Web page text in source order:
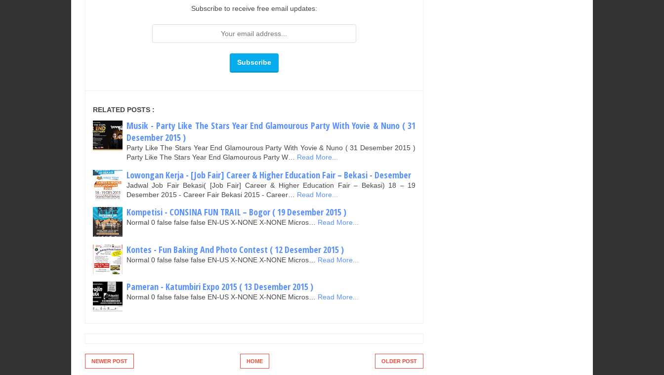
Subscribe to receive free email updates:
RELATED POSTS :
Musik - Party Like The Stars Year End Glamourous Party With Yovie & Nuno ( 31
Desember 2015 )
Party Like The Stars Year End Glamourous Party With Yovie & Nuno ( 31 Desember 2015 )
Party Like The Stars Year End Glamourous Party W… Read More...
Lowongan Kerja - [Job Fair] Career & Higher Education Fair – Bekasi - Desember
Jadwal Job Fair Bekasi( [Job Fair] Career & Higher Education Fair – Bekasi) 18 – 19
Desember 2015 - Career Fair Bekasi 2015 - Career…
Read More...
Kompetisi - CONSINA FUN TRAIL – Bogor ( 19 Desember 2015 )
Normal 0 false false false EN-US X-NONE X-NONE Micros… Read More...
Kontes - Fun Baking And Photo Contest ( 12 Desember 2015 )
Normal 0 false false false EN-US X-NONE X-NONE Micros… Read More...
Pameran - Katumbiri Expo 2015 ( 13 Desember 2015 )
Normal 0 false false false EN-US X-NONE X-NONE Micros… Read More...
NEWER POST OLDER POST
HOME